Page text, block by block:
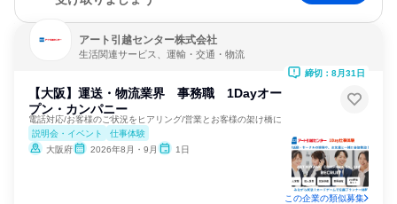
アート引越センター株式会社
生活関連サービス、運輸・交通・物流
【大阪】運送・物流業界 事務職 1Dayオー
プン・カンパニー
電話対応/お客様のご状況をヒアリング/営業とお客様の架け橋に
説明会・イベント
仕事体験
大阪府
2026年8月・9月 1日
締切：8月31日
この企業の類似募集